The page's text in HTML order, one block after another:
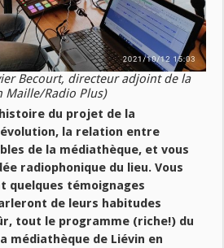
Becourt, directeur adjoint de la
Maille/Radio Plus)
du projet de la
la relation entre
de la médiathèque, et vous
radiophonique du lieu. Vous
quelques témoignages
de leurs habitudes
tout le programme (riche!) du
médiathèque de Liévin en